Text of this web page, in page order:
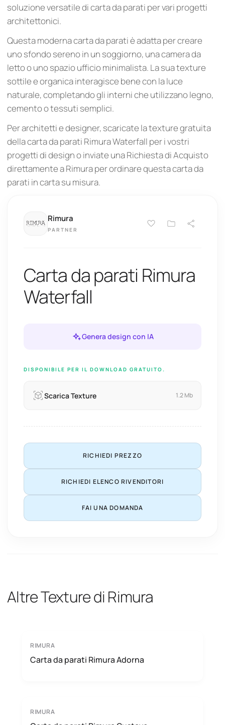
soluzione versatile di carta da parati per vari progetti
architettonici.
Questa moderna carta da parati è adatta per creare
uno sfondo sereno in un soggiorno, una camera da
letto o uno spazio ufficio minimalista. La sua texture
sottile e organica interagisce bene con la luce
naturale, completando gli interni che utilizzano legno,
cemento o tessuti semplici.
Per architetti e designer, scaricate la texture gratuita
della carta da parati Rimura Waterfall per i vostri
progetti di design o inviate una Richiesta di Acquisto
direttamente a Rimura per ordinare questa carta da
parati in carta su misura.
Rimura
PARTNER
Carta da parati Rimura
Waterfall
Genera design con IA
DISPONIBILE PER IL DOWNLOAD GRATUITO.
Scarica Texture 1.2 Mb
RICHIEDI PREZZO
RICHIEDI ELENCO RIVENDITORI
FAI UNA DOMANDA
Altre Texture di Rimura
RIMURA
Carta da parati Rimura Adorna
RIMURA